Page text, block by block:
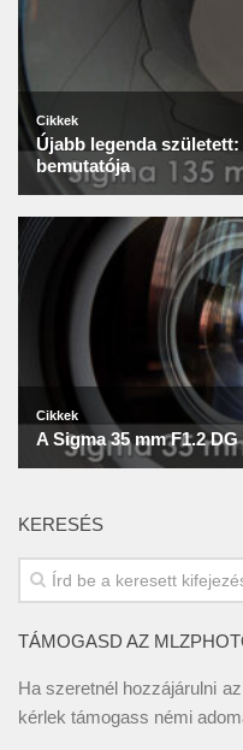
KERESÉS
TÁMOGASD AZ
Ha szeretnél hozzájárulni
kérlek támogass némi